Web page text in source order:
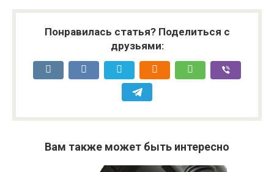
Понравилась статья? Поделиться с
друзьями:
Вам также может быть интересно